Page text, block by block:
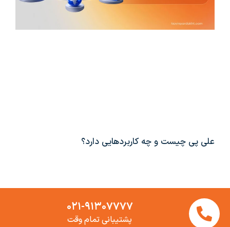
علی پی چیست و چه کاربردهایی دارد؟
۰۲۱-۹۱۳۰۷۷۷۷
پشتیبانی تمام وقت